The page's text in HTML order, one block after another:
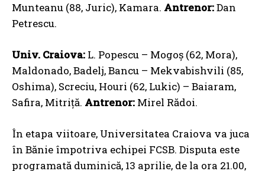
Munteanu (88, Juric), Kamara. Antrenor:Dan
Petrescu.
Univ. Craiova: L. Popescu – Mogoş (62, Mora),
Maldonado, Badelj, Bancu – Mekvabishvili (85,
Oshima), Screciu, Houri (62, Lukic) – Baiaram,
Safira, Mitriţă. Antrenor: Mirel Rădoi.
În etapa viitoare, Universitatea Craiova va juca
în Bănie împotriva echipei FCSB. Disputa este
programată duminică, 13 aprilie, de la ora 21.00,